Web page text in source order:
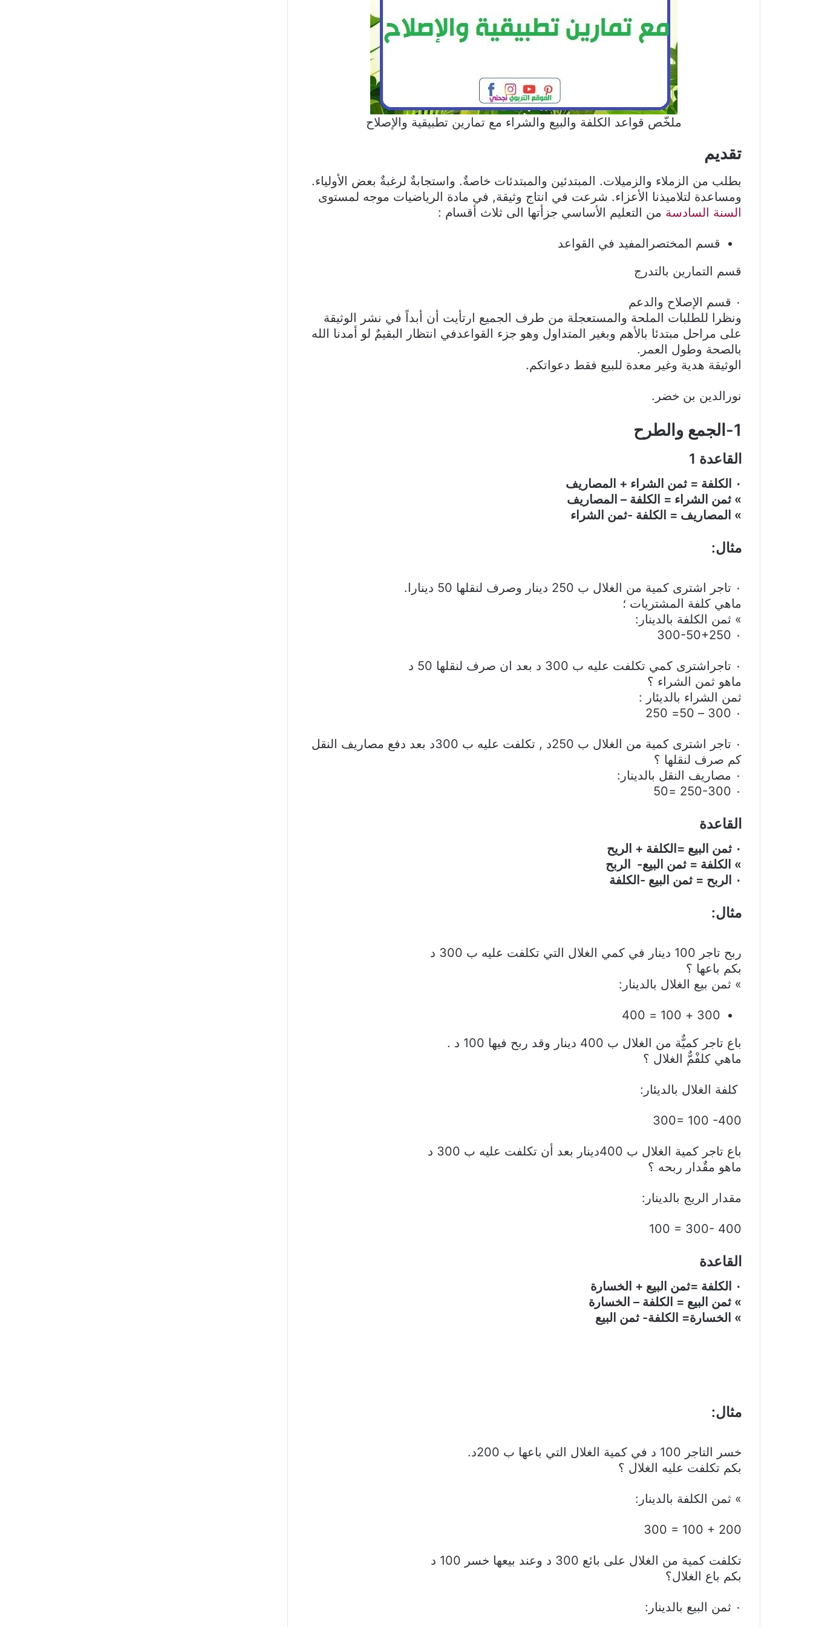
ملخّص قواعد الكلفة والبيع والشراء مع تمارين تطبيقية والإصلاح
تقديم
بطلب من الزملاء والزميلات. المبتدئين والمبتدئات خاصةٌ. واستجابةٌ لرغبةٌ بعض الأولياء.
ومساعدة لتلاميذنا الأعزاء. شرعت في انتاج وثيقة, في مادة الرياضيات موجه لمستوى
السنة السادسة من التعليم الأساسي جزأتها الى ثلاث أقسام :
قسم المختصرالمفيد في القواعد
قسم التمارين بالتدرج
‎٠‏ قسم الإصلاح والدعم
ونظرا للطلبات الملحة والمستعجلة من طرف الجميع ارتأيت أن أبداً في نشر الوثيقة
على مراحل مبتدئا بالأهم وبغير المتداول وهو جزء القواعدفي انتظار البقيمٌ لو أمدنا الله
بالصحة وطول العمر.
الوثيقة هدية وغير معدة للبيع فقط دعواتكم.
‏نورالدين بن خضر.
1-الجمع والطرح
القاعدة 1
‎٠‏ الكلفة = ثمن الشراء + المصاريف
» ثمن الشراء = الكلفة – المصاريف
» المصاريف = الكلفة -ثمن الشراء
‏مثال:
‎٠‏ تاجر اشترى كمية من الغلال ب 250 دينار وصرف لنقلها 50 دينارا.
ماهي كلفة المشتريات ؛
» ثمن الكلفة بالدينار:
‎٠‏ 300-50+250
‎٠‏ تاجراشترى كمي تكلفت عليه ب 300 د بعد ان صرف لنقلها 50 د
ماهو ثمن الشراء ؟
ثمن الشراء بالديئار :
‎٠‏ 300 – 50= 250
‎٠‏ تاجر اشترى كمية من الغلال ب 250د , تكلفت عليه ب 300د بعد دفع مصاريف النقل
كم صرف لنقلها ؟
‎٠‏ مصاريف النقل بالدينار:
‎٠‏ 250-300 =50
‎٠‏ ثمن البيع =الكلفة + الريح
» الكلفة = ثمن البيع- ‏ الربح
‎٠‏ الربح = ثمن البيع -الكلفة
‏مثال:
‏ربح تاجر 100 دينار في كمي الغلال التي تكلفت عليه ب 300 د
بكم باعها ؟
» ثمن بيع الغلال بالدينار:
300 + 100 = 400
‏باع تاجر كميٌّة من الغلال ب 400 دينار وقد ربح فيها 100 د .
ماهي كلفْمٌّ الغلال ؟
‏ كلفة الغلال بالديئار:
‎300= 100 -400
‏باع تاجر كمية الغلال ب 400دينار بعد أن تكلفت عليه ب 300 د
ماهو مقٌدار ربحه ؟
مقدار الريج بالدينار:
‎100 = 300- 400
‎٠‏ الكلفة =ثمن البيع + الخسارة
» ثمن البيع = الكلفة – الخسارة
» الخسارة= الكلفة- ثمن البيع
‏مثال:
‏خسر التاجر 100 د في كمية الغلال التي باعها ب 200د.
بكم تكلفت عليه الغلال ؟
‏» ثمن الكلفة بالدينار:
‎300 = 100 + 200
‏تكلفت كمية من الغلال على بائع 300 د وعند بيعها خسر 100 د
بكم باع الغلال؟
‎٠‏ ثمن البيع بالدينار: